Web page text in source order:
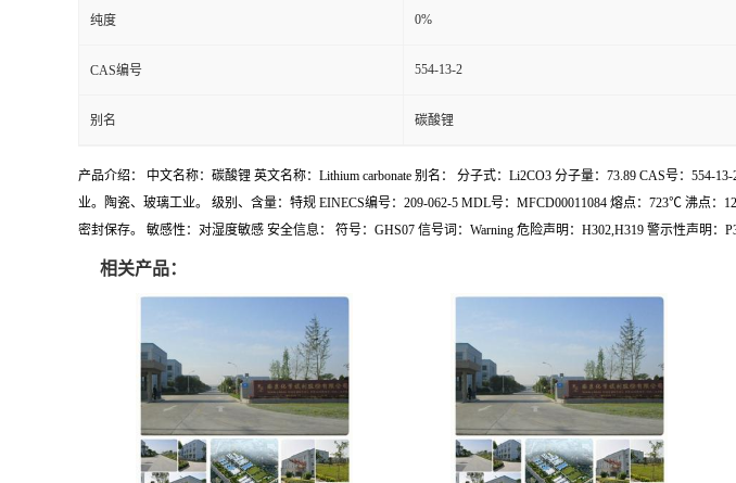
纯度 0%
CAS编号 554-13-2
别名 碳酸锂
产品介绍： 中文名称：碳酸锂 英文名称：Lithium carbonate 别名： 分子式：Li2CO3 分子量：73.89 CAS号：
业。陶瓷、玻璃工业。 级别、含量：特规 EINECS编号：209-062-5 MDL号：MFCD00011084 熔点：723℃ 沸点
密封保存。 敏感性：对湿度敏感 安全信息： 符号：GHS07 信号词：Warning 危险声明：H302,H319 警示性声明：
相关产品：